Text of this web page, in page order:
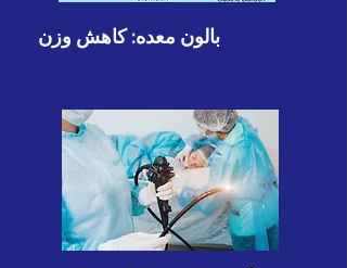
بالون معده: کاهش وزن